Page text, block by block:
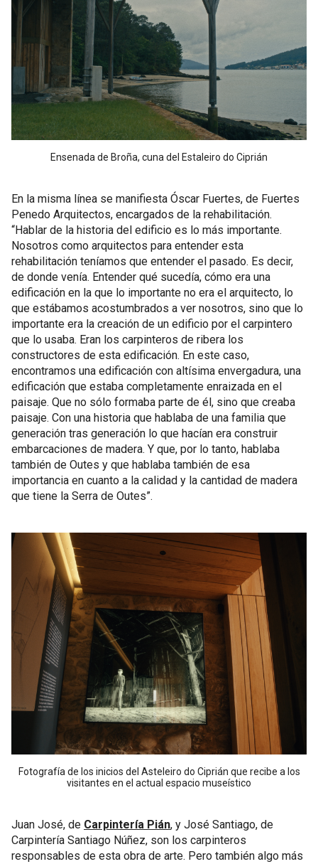
Ensenada de Broña, cuna del Estaleiro do Ciprián
En la misma línea se manifiesta Óscar Fuertes, de Fuertes
Penedo Arquitectos, encargados de la rehabilitación.
“Hablar de la historia del edificio es lo más importante.
Nosotros como arquitectos para entender esta
rehabilitación teníamos que entender el pasado. Es decir,
de donde venía. Entender qué sucedía, cómo era una
edificación en la que lo importante no era el arquitecto, lo
que estábamos acostumbrados a ver nosotros, sino que lo
importante era la creación de un edificio por el carpintero
que lo usaba. Eran los carpinteros de ribera los
constructores de esta edificación. En este caso,
encontramos una edificación con altísima envergadura, una
edificación que estaba completamente enraizada en el
paisaje. Que no sólo formaba parte de él, sino que creaba
paisaje. Con una historia que hablaba de una familia que
generación tras generación lo que hacían era construir
embarcaciones de madera. Y que, por lo tanto, hablaba
también de Outes y que hablaba también de esa
importancia en cuanto a la calidad y la cantidad de madera
que tiene la Serra de Outes”.
Fotografía de los inicios del Asteleiro do Ciprián que recibe a los
visitantes en el actual espacio museístico
Juan José, de Carpintería Pián, y José Santiago, de
Carpintería Santiago Núñez, son los carpinteros
responsables de esta obra de arte. Pero también algo más